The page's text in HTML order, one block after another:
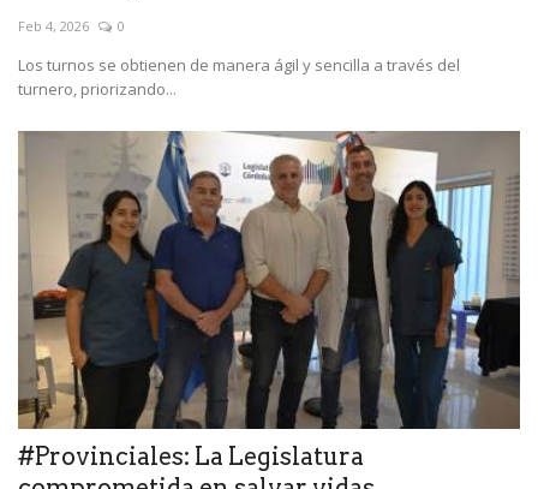
Feb 4, 2026 0
Los turnos se obtienen de manera ágil y sencilla a través del
turnero, priorizando...
#Provinciales: La Legislatura